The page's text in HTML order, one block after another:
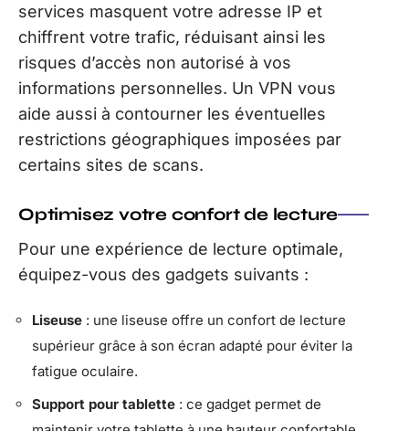
services masquent votre adresse IP et
chiffrent votre trafic, réduisant ainsi les
risques d’accès non autorisé à vos
informations personnelles. Un VPN vous
aide aussi à contourner les éventuelles
restrictions géographiques imposées par
certains sites de scans.
Optimisez votre confort de lecture
Pour une expérience de lecture optimale,
équipez-vous des gadgets suivants :
Liseuse : une liseuse offre un confort de lecture
supérieur grâce à son écran adapté pour éviter la
fatigue oculaire.
Support pour tablette : ce gadget permet de